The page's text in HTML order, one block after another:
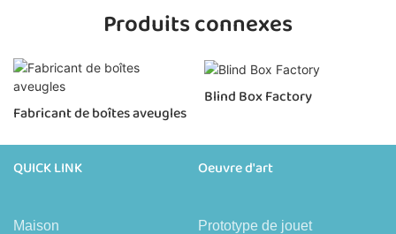
Produits connexes
Fabricant de boîtes aveugles
Blind Box Factory
QUICK LINK
Maison
Oeuvre d'art
Prototype de jouet